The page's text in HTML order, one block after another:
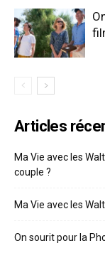
Articles
Ma Vie avec les
couple ?
Ma Vie avec les
On sourit pour la